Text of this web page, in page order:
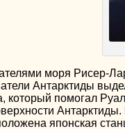
моря Рисер-
Антарктиды
который помогал
японская